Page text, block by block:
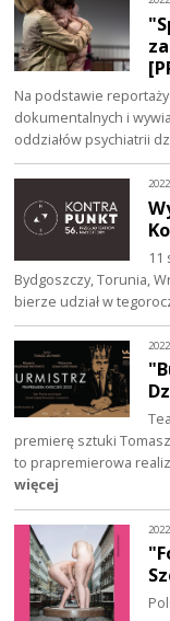
Na podstawie
dokumentalnych i
oddziałów psychiatrii
11
Bydgoszczy, Torunia,
bierze udział w
premierę sztuki
to prapremierowa
więcej